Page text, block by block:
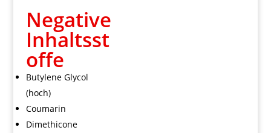
Negative
Inhaltsst
offe
Butylene Glycol
(hoch)
Coumarin
Dimethicone